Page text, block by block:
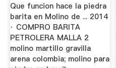
Que funcion hace la piedra
barita en Molino de ... 2014
· COMPRO BARITA
PETROLERA MALLA 2
molino martillo gravilla
arena colombia; molino para